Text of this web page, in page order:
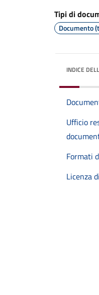
Tipi di
Documento
INDICE
Ufficio
Formati
Licenza